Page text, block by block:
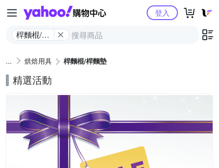
Yahoo購物中心
桿麵棍/桿
登入
烘焙用具 桿麵棍/桿麵墊
精選活動